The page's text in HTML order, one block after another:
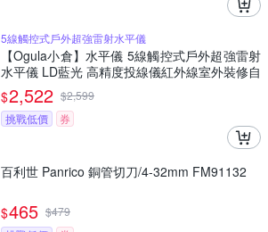
5線觸控式戶外超強雷射水平儀
【Ogula小倉】水平儀 5線觸控式戶外超強雷射
水平儀 LD藍光 高精度投線儀紅外線室外裝修自
動打斜線（保固兩年 售後無憂）
$2,522 $2,599
挑戰低價
券
百利世 Panrico 銅管切刀/4-32mm FM91132
$465 $479